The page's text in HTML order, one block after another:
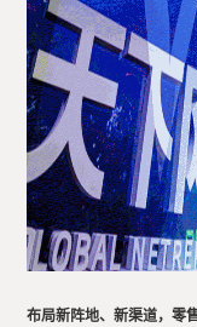
布局新阵地、新渠道，零